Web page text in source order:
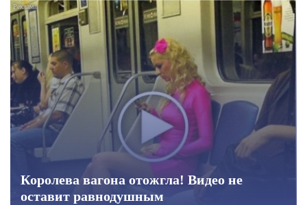
Королева вагона отожгла! Видео не
оставит равнодушным